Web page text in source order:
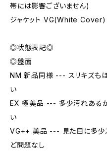
帯には影響ございません)
ジャケット VG(White Cover)
◎状態表記◎
◎盤面
NM 新品同様 --- スリキズも
い
EX 極美品 --- 多少汚れある
い
VG++ 美品 --- 見た目に多少
ど問題なし